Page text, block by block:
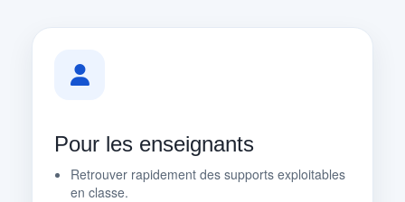
Pour les enseignants
Retrouver rapidement des supports exploitables
en classe.